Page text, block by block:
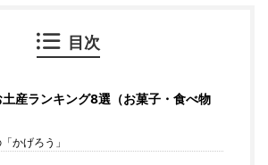
目次
産ランキング8選（お菓子・食べ物
かげろう」